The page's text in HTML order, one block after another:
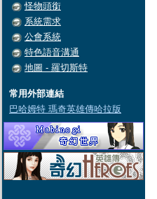
怪物頭銜
系統需求
公會系統
特色語音溝通
地圖 - 羅切斯特
常用外部連結
巴哈姆特 瑪奇英雄傳哈拉版